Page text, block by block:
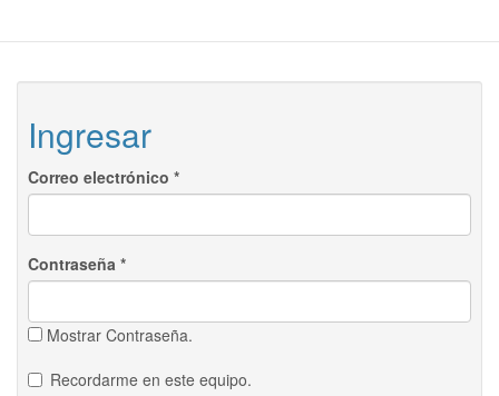
Ingresar
Correo electrónico *
Contraseña *
Mostrar Contraseña.
Recordarme en este equipo.